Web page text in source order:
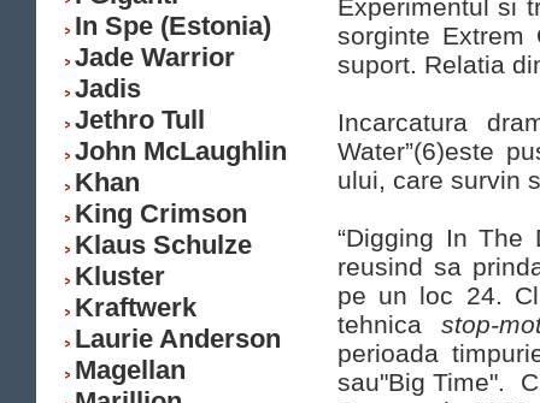
In Spe (Estonia)
Jade Warrior
Jadis
Jethro Tull
John McLaughlin
Khan
King Crimson
Klaus Schulze
Kluster
Kraftwerk
Laurie Anderson
Magellan
Experimentul si
sorginte Extrem
suport. Relatia
Incarcatura
Water”(6)este
ului, care survin
“Digging In The
reusind sa
pe un loc 24.
tehnica stop-
perioada
sau"Big Time".